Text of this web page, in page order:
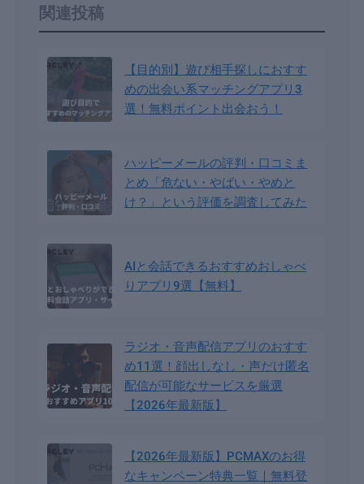
関連投稿
【目的別】遊び相手探しにおすす
めの出会い系マッチングアプリ3
選！無料ポイント出会おう！
ハッピーメールの評判・口コミま
とめ「危ない・やばい・やめと
け？」という評価を調査してみた
AIと会話できるおすすめおしゃべ
りアプリ9選【無料】
ラジオ・音声配信アプリのおすす
め11選！顔出しなし・声だけ匿名
配信が可能なサービスを厳選
【2026年最新版】
【2026年最新版】PCMAXのお得
なキャンペーン特典一覧｜無料登